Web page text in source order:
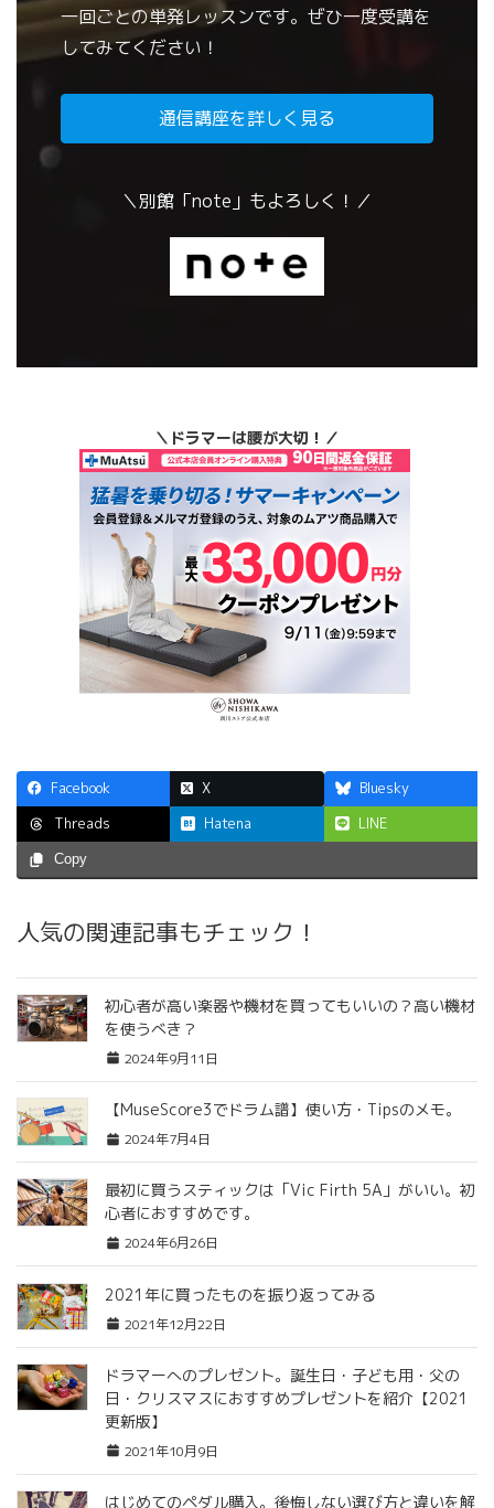
一回ごとの単発レッスンです。ぜひ一度受講を
してみてください！
通信講座を詳しく見る
＼別館「note」もよろしく！／
＼ドラマーは腰が大切！／
Facebook X
Bluesky
Threads
Hatena LINE
Copy
人気の関連記事もチェック！
初心者が高い楽器や機材を買ってもいいの？高い機材
を使うべき？
2024年9月11日
【MuseScore3でドラム譜】使い方・Tipsのメモ。
2024年7月4日
最初に買うスティックは「Vic Firth 5A」がいい。初
心者におすすめです。
2024年6月26日
2021年に買ったものを振り返ってみる
2021年12月22日
ドラマーへのプレゼント。誕生日・子ども用・父の
日・クリスマスにおすすめプレゼントを紹介【2021
更新版】
2021年10月9日
はじめてのペダル購入。後悔しない選び方と違いを解